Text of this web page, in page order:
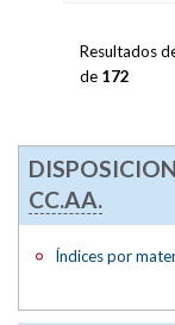
Resultados
de 172
CC.AA.
Índices por